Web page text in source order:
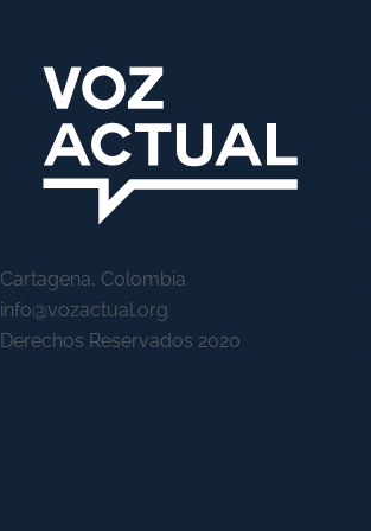
Cartagena, Colombia
info@vozactual.org
Derechos Reservados 2020